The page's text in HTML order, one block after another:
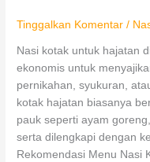
Tinggalkan Komentar /
Nasi kotak untuk hajatan
ekonomis untuk
pernikahan, syukuran,
kotak hajatan biasanya
pauk seperti ayam
serta dilengkapi dengan
Rekomendasi Menu Nasi